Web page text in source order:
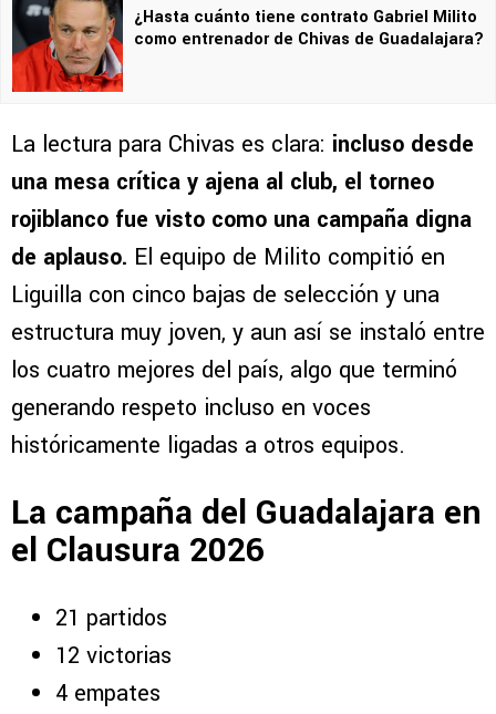
¿Hasta cuánto tiene contrato Gabriel Milito
como entrenador de Chivas de Guadalajara?
La lectura para Chivas es clara: incluso desde
una mesa crítica y ajena al club, el torneo
rojiblanco fue visto como una campaña digna
de aplauso. El equipo de Milito compitió en
Liguilla con cinco bajas de selección y una
estructura muy joven, y aun así se instaló entre
los cuatro mejores del país, algo que terminó
generando respeto incluso en voces
históricamente ligadas a otros equipos.
La campaña del Guadalajara en
el Clausura 2026
21 partidos
12 victorias
4 empates